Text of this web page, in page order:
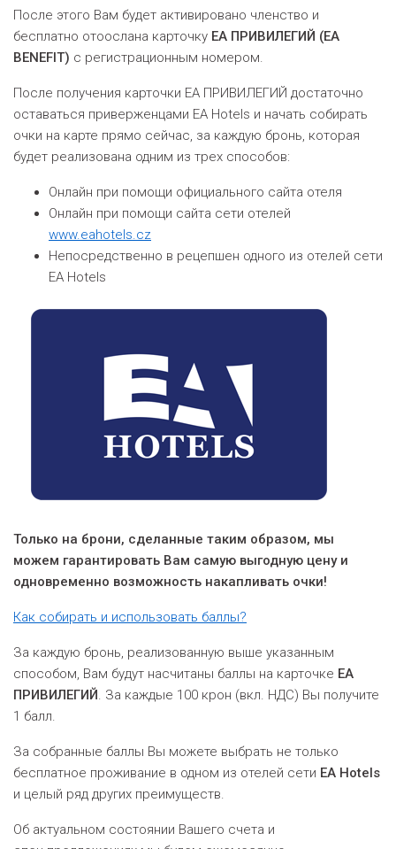
После этого Вам будет активировано членство и
бесплатно отоослана карточку ЕА ПРИВИЛЕГИЙ (EA
BENEFIT) с регистрационным номером.
После получения карточки ЕА ПРИВИЛЕГИЙ достаточно
оставаться приверженцами EA Hotels и начать собирать
очки на карте прямо сейчас, за каждую бронь, которая
будет реализована одним из трех способов:
Онлайн при помощи официального сайта отеля
Онлайн при помощи сайта сети отелей
www.eahotels.cz
Hепосредственно в рецепшен одного из отелей сети
EA Hotels
Только на брони, сделанные таким образом, мы
можем гарантировать Вам самую выгодную цену и
одновременно возможность накапливать очки!
Как собирать и использовать баллы?
За каждую бронь, реализованную выше указанным
способом, Вам будут насчитаны баллы на карточке ЕА
ПРИВИЛЕГИЙ . За каждые 100 крон (вкл. НДС) Вы получите
1 балл.
За собранные баллы Вы можете выбрать не только
бесплатное проживание в одном из отелей сети EA Hotels
и целый ряд других преимуществ.
Об актуальном состоянии Вашего счета и